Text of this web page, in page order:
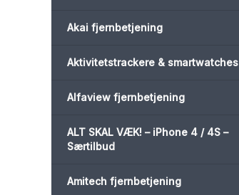
Akai fjernbetjening
Aktivitetstrackere & smartwatches
Alfaview fjernbetjening
ALT SKAL VÆK! – iPhone 4 / 4S –
Særtilbud
Amitech fjernbetjening